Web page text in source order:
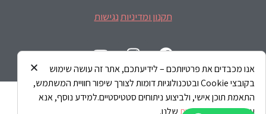
תקנון ומדיניותנגישות
אנו מכבדים את פרטיותכם – לידיעתכם, אתר זה עושה שימוש
בקובצי Cookie ובטכנולוגיות דומות לצורך שיפור חוויית המשתמש,
התאמת תוכן אישי, ולביצוע ניתוחים סטטיסטיים.למידע נוסף, אנא
עיינו ב-מדיניות פרטיות שלנו.